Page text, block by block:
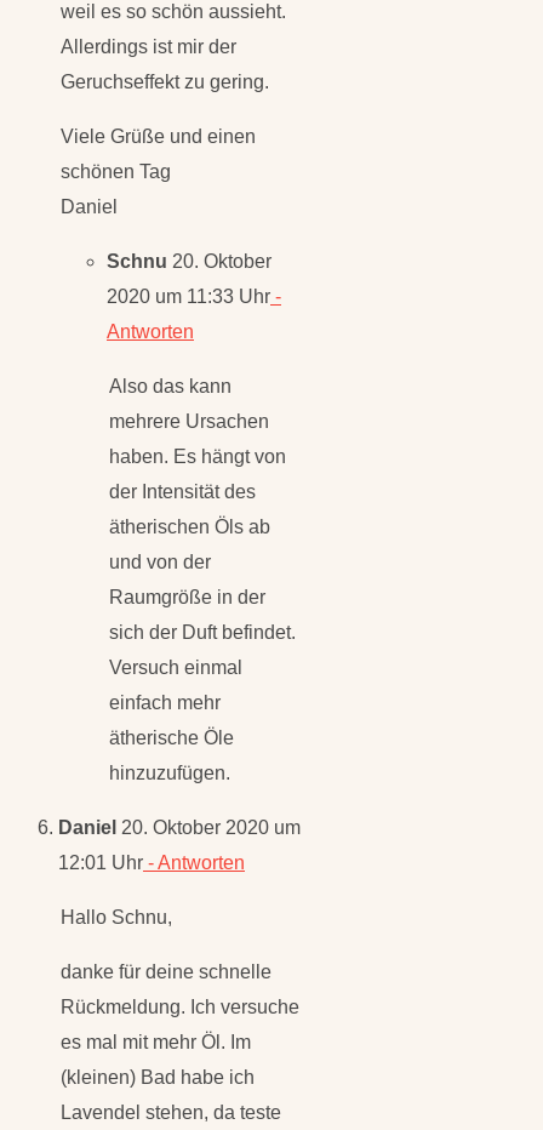
weil es so schön aussieht.
Allerdings ist mir der
Geruchseffekt zu gering.
Viele Grüße und einen
schönen Tag
Daniel
Schnu 20. Oktober
2020 um 11:33 Uhr -
Antworten
Also das kann
mehrere Ursachen
haben. Es hängt von
der Intensität des
ätherischen Öls ab
und von der
Raumgröße in der
sich der Duft befindet.
Versuch einmal
einfach mehr
ätherische Öle
hinzuzufügen.
Daniel 20. Oktober 2020 um
12:01 Uhr - Antworten
Hallo Schnu,
danke für deine schnelle
Rückmeldung. Ich versuche
es mal mit mehr Öl. Im
(kleinen) Bad habe ich
Lavendel stehen, da teste